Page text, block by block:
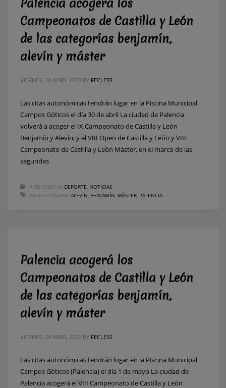
Palencia acogerá los
Campeonatos de Castilla y León
de las categorías benjamín,
alevín y máster
VIERNES, 28 ABRIL 2023 BY FECLESS
Las citas autonómicas tendrán lugar en la Piscina Municipal
Campos Góticos el día 30 de abril La ciudad de Palencia
volverá a acoger el IX Campeonato de Castilla y León
Benjamín y Alevín; y el VIII Open de Castilla y León y VIII
Campeonato de Castilla y León Máster, en el marco de las
segundas
PUBLISHED IN DEPORTE NOTICIAS
TAGGED UNDER: ALEVÍN BENJAMÍN MÁSTER PALENCIA
Palencia acogerá los
Campeonatos de Castilla y León
de las categorías benjamín,
alevín y máster
VIERNES, 29 ABRIL 2022 BY FECLESS
Las citas autonómicas tendrán lugar en la Piscina Municipal
Campos Góticos (Palencia) el día 1 de mayo La ciudad de
Palencia acogerá el VIII Campeonato de Castilla y León